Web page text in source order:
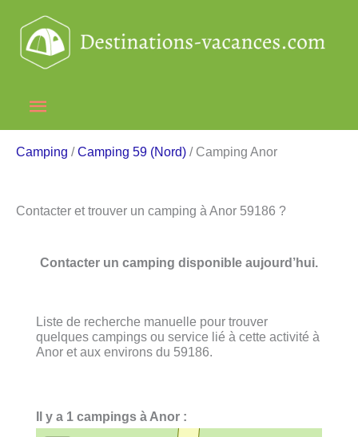
contenu
Menu
principal
Camping /Camping 59 (Nord) / Camping Anor
Contacter et trouver un camping à Anor 59186 ?
Contacter un camping disponible aujourd’hui.
Liste de recherche manuelle pour trouver
quelques campings ou service lié à cette activité à
Anor et aux environs du 59186.
Il y a 1 campings à Anor :